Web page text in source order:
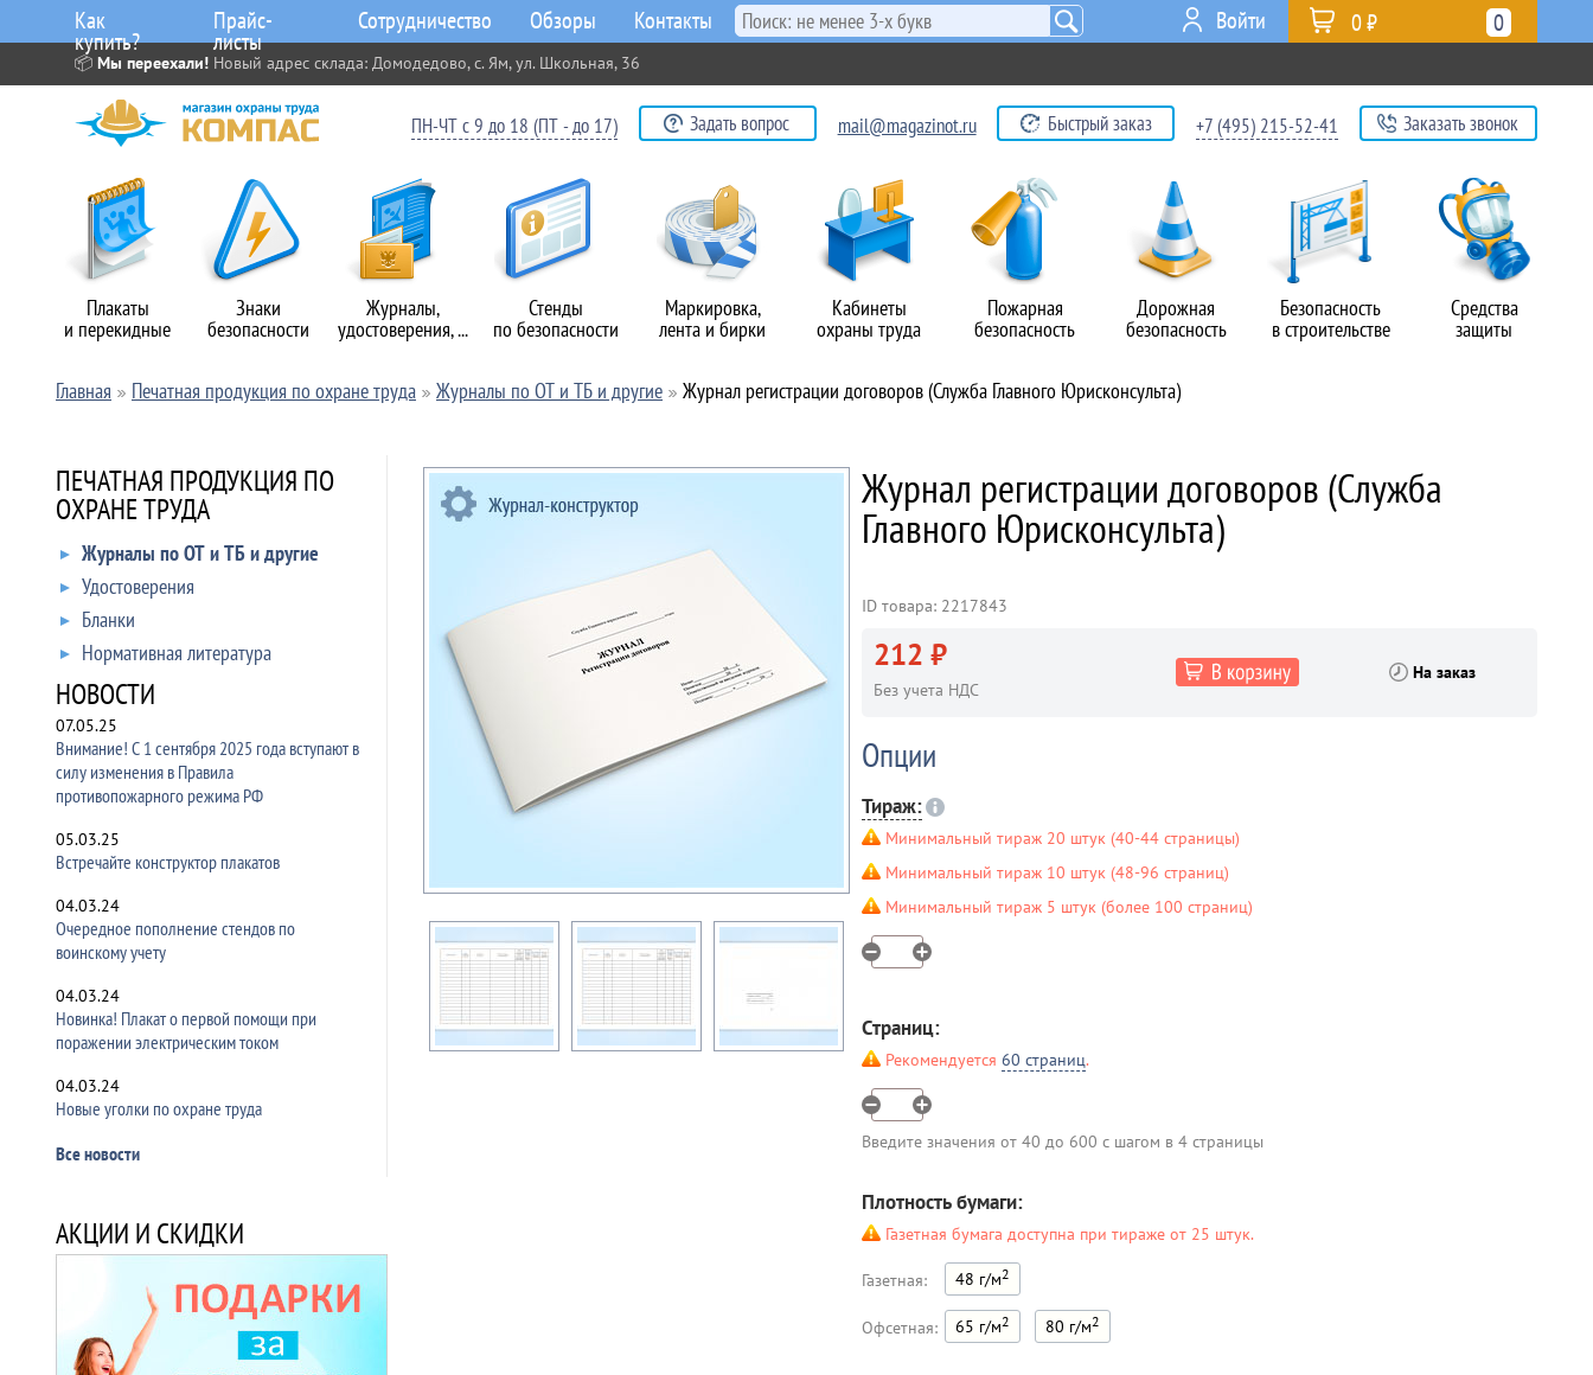
📦 Мы переехали! Новый адрес склада: Домодедово, с. Ям, ул. Школьная, 36
Плакаты
и перекидные
Знаки
безопасности
Журналы,
удостоверения, ...
Стенды
по безопасности
Маркировка,
лента и бирки
Кабинеты
охраны труда
Пожарная
безопасность
Дорожная
безопасность
Безопасность
в строительстве
Средства
защиты
Как
купить?
Прайс-
листы
Сотрудничество Обзоры Контакты 0
0 ₽
Войти
ПН-ЧТ с 9 до 18 (ПТ - до 17) Задать вопрос mail@magazinot.ru Быстрый заказ +7 (495) 215-52-41 Заказать звонок
Главная Печатная продукция по охране труда Журналы по ОТ и ТБ и другие Журнал регистрации договоров (Служба Главного Юрисконсульта)
ПЕЧАТНАЯ ПРОДУКЦИЯ ПО
ОХРАНЕ ТРУДА
Журналы по ОТ и ТБ и другие
Удостоверения
Бланки
Нормативная литература
НОВОСТИ
07.05.25
Внимание! С 1 сентября 2025 года вступают в
силу изменения в Правила
противопожарного режима РФ
05.03.25
Встречайте конструктор плакатов
04.03.24
Очередное пополнение стендов по
воинскому учету
04.03.24
Новинка! Плакат о первой помощи при
поражении электрическим током
04.03.24
Новые уголки по охране труда
Все новости
АКЦИИ И СКИДКИ
Журнал регистрации договоров (Служба
Главного Юрисконсульта)
ID товара: 2217843
212 ₽
Без учета НДС
На заказ
Опции
Тираж:
Минимальный тираж 20 штук (40-44 страницы)
Минимальный тираж 10 штук (48-96 страниц)
Минимальный тираж 5 штук (более 100 страниц)
Страниц:
Рекомендуется 60 страниц.
Введите значения от 40 до 600 с шагом в 4 страницы
Плотность бумаги:
Газетная бумага доступна при тираже от 25 штук.
Газетная: 48 г/м2
Офсетная: 65 г/м2 80 г/м2